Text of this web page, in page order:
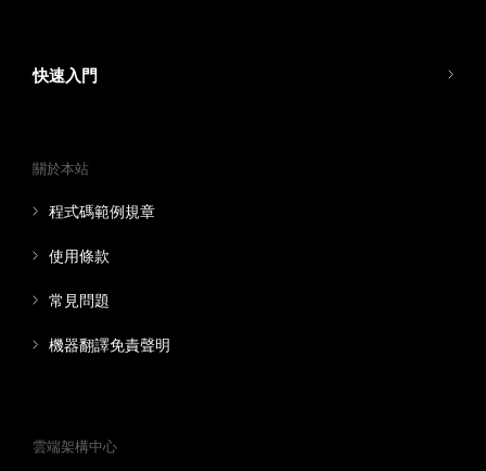
快速入門
關於本站
程式碼範例規章
使用條款
常見問題
機器翻譯免責聲明
雲端架構中心